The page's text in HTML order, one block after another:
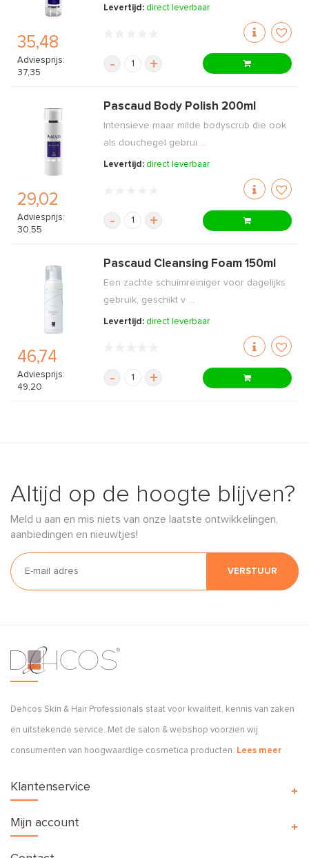
35,48
Adviesprijs:
37,35
Levertijd: direct leverbaar
- +
29,02
Adviesprijs:
30,55
Pascaud Body Polish 200ml
Intensieve maar milde bodyscrub die ook
als douchegel gebrui ...
Levertijd: direct leverbaar
- +
46,74
Adviesprijs:
49,20
Pascaud Cleansing Foam 150ml
Een zachte schuimreiniger voor dagelijks
gebruik, geschikt v ...
Levertijd: direct leverbaar
- +
Altijd op de hoogte blijven?
Meld u aan en mis niets van onze laatste ontwikkelingen,
aanbiedingen en nieuwtjes!
VERSTUUR
Dehcos Skin & Hair Professionals staat voor kwaliteit, kennis van zaken
en uitstekende service. Met de salon & webshop voorzien wij
consumenten van hoogwaardige cosmetica producten. Lees meer
Klantenservice
Mijn account